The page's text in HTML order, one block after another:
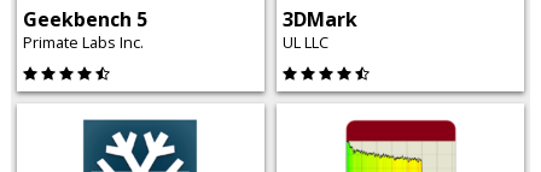
Geekbench 5
Primate Labs Inc.
3DMark
UL LLC